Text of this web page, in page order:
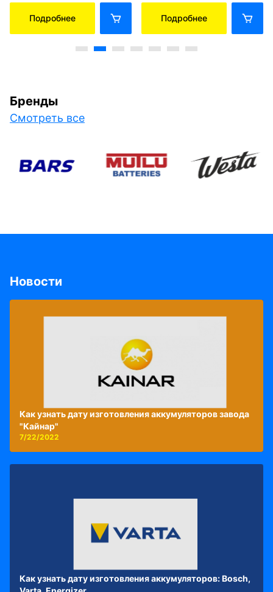
Подробнее Подробнее
Бренды
Смотреть все
Новости
Как узнать дату изготовления аккумуляторов завода
"Кайнар"
7/22/2022
Как узнать дату изготовления аккумуляторов: Bosch,